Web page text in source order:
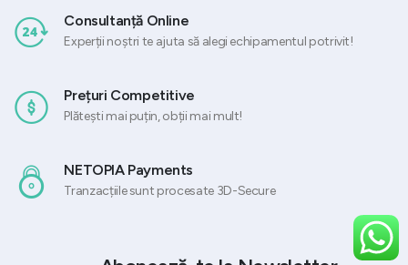
Consultanță Online
Experții noștri te ajuta să alegi echipamentul potrivit!
Prețuri Competitive
Plătești mai puțin, obții mai mult!
NETOPIA Payments
Tranzacțiile sunt procesate 3D-Secure